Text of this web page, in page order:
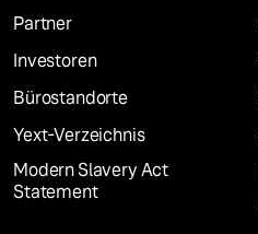
Partner
Investoren
Bürostandorte
Yext-Verzeichnis
Modern Slavery Act
Statement